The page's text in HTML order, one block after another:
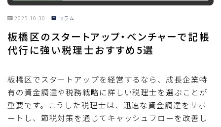
2025.10.30 コラム
板橋区のスタートアップ・ベンチャーで記帳
代行に強い税理士おすすめ5選
板橋区でスタートアップを経営するなら、成長企業特
有の資金調達や税務戦略に詳しい税理士を選ぶことが
重要です。こうした税理士は、迅速な資金調達をサポ
ートし、節税対策を通じてキャッシュフローを改善し